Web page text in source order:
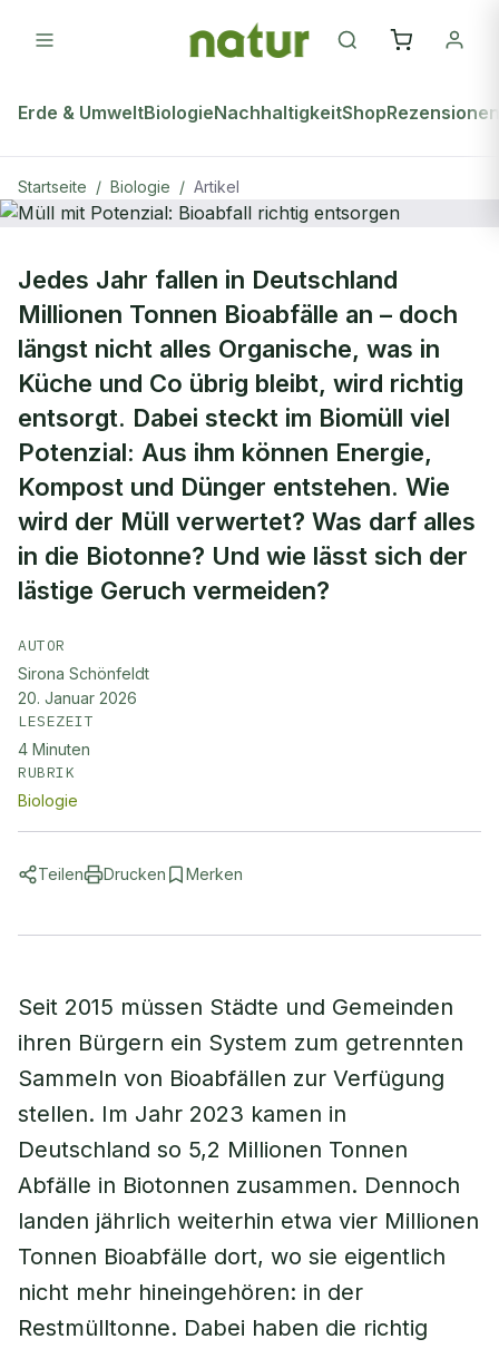
Erde & UmweltBiologieNachhaltigkeitShopRezensionen
Startseite / Biologie / Artikel
Müll mit Potenzial: Bioabfall richtig
entsorgen
Jedes Jahr fallen in Deutschland
Millionen Tonnen Bioabfälle an – doch
längst nicht alles Organische, was in
Küche und Co übrig bleibt, wird richtig
entsorgt. Dabei steckt im Biomüll viel
Potenzial: Aus ihm können Energie,
Kompost und Dünger entstehen. Wie
wird der Müll verwertet? Was darf alles
in die Biotonne? Und wie lässt sich der
lästige Geruch vermeiden?
AUTOR
Sirona Schönfeldt
20. Januar 2026
LESEZEIT
4 Minuten
RUBRIK
Biologie
Teilen Drucken Merken
Seit 2015 müssen Städte und Gemeinden
ihren Bürgern ein System zum getrennten
Sammeln von Bioabfällen zur Verfügung
stellen. Im Jahr 2023 kamen in
Deutschland so 5,2 Millionen Tonnen
Abfälle in Biotonnen zusammen. Dennoch
landen jährlich weiterhin etwa vier Millionen
Tonnen Bioabfälle dort, wo sie eigentlich
nicht mehr hineingehören: in der
Restmülltonne. Dabei haben die richtig